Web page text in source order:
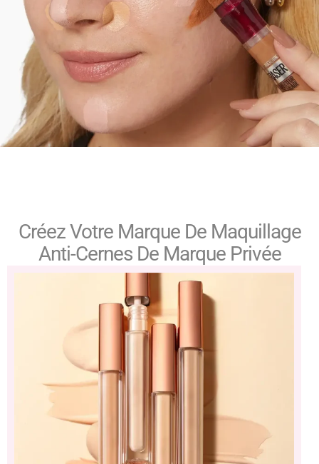
Anti-Cernes De Marque Privée